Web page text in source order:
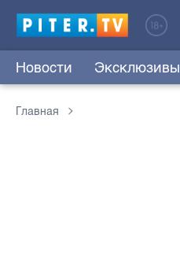
Новости Эксклюзивы
Главная